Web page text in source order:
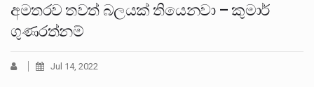
අමතරව තවත් බලයක් තියෙනවා – කුමාර්
ගුණරත්නම්
Jul 14, 2022